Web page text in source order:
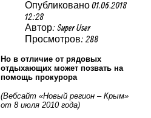
Опубликовано 01.06.2018
12:28
Автор: Super User
Просмотров: 288
Но в отличие от рядовых
отдыхающих может позвать на
помощь прокурора
(Вебсайт «Новый регион – Крым»
от 8 июля 2010 года)